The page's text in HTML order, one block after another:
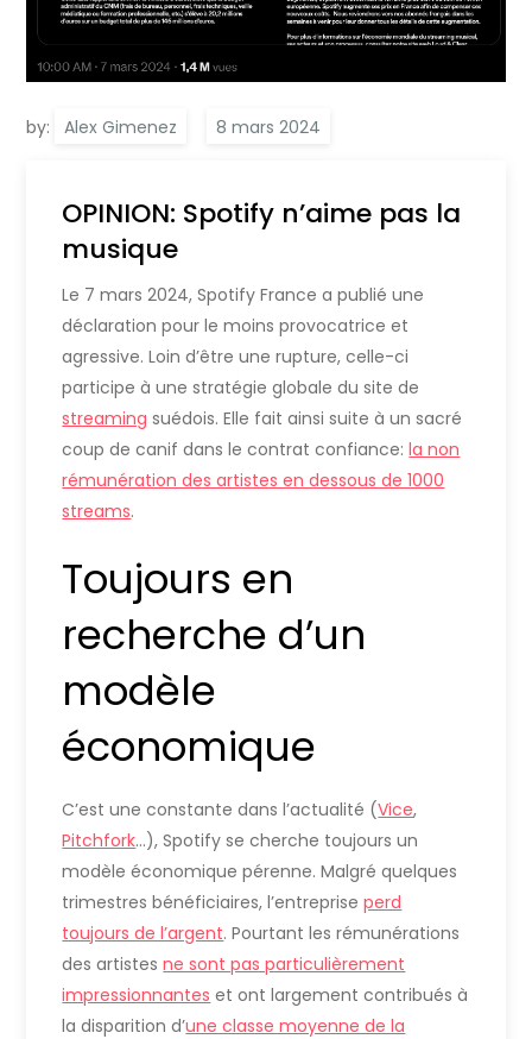
by: Alex Gimenez
OPINION: Spotify n’aime pas la
musique
Le 7 mars 2024, Spotify France a publié une
déclaration pour le moins provocatrice et
agressive. Loin d’être une rupture, celle-ci
participe à une stratégie globale du site de
streaming suédois. Elle fait ainsi suite à un sacré
coup de canif dans le contrat confiance:la non
rémunération des artistes en dessous de 1000
streams.
Toujours en
recherche d’un
modèle
économique
C’est une constante dans l’actualité (Vice,
Pitchfork…), Spotify se cherche toujours un
modèle économique pérenne. Malgré quelques
trimestres bénéficiaires, l’entrepriseperd
toujours de l’argent. Pourtant les rémunérations
des artistesne sont pas particulièrement
impressionnantes et ont largement contribués à
la disparition d’une classe moyenne de la